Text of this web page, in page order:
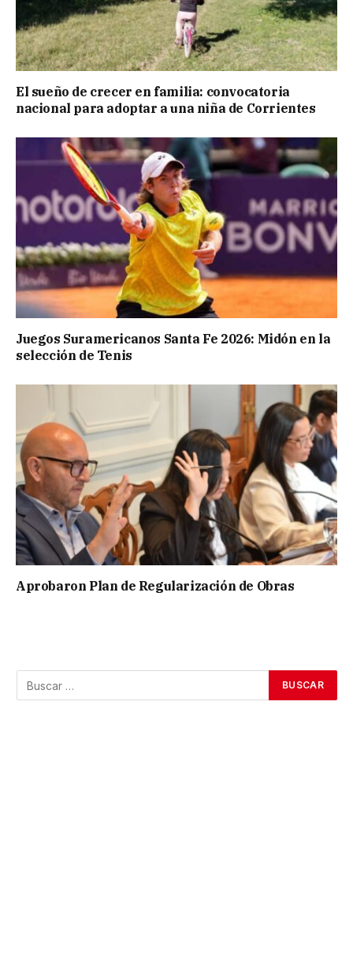
El sueño de crecer en familia: convocatoria
nacional para adoptar a una niña de Corrientes
Juegos Suramericanos Santa Fe 2026: Midón en la
selección de Tenis
Aprobaron Plan de Regularización de Obras